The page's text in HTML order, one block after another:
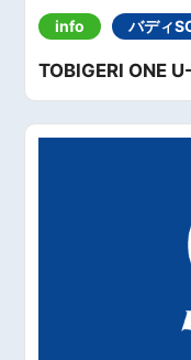
info バディ
TOBIGERI ONE